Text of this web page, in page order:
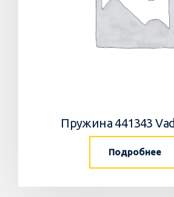
Пружина 441343
Подробнее